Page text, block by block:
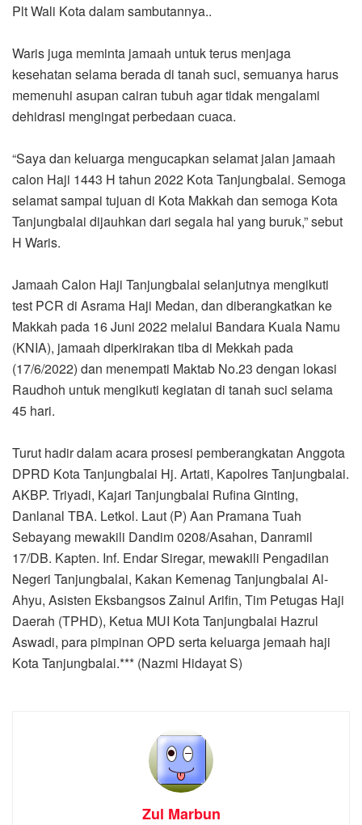
Plt Wali Kota dalam sambutannya..
Waris juga meminta jamaah untuk terus menjaga
kesehatan selama berada di tanah suci, semuanya harus
memenuhi asupan cairan tubuh agar tidak mengalami
dehidrasi mengingat perbedaan cuaca.
“Saya dan keluarga mengucapkan selamat jalan jamaah
calon Haji 1443 H tahun 2022 Kota Tanjungbalai. Semoga
selamat sampai tujuan di Kota Makkah dan semoga Kota
Tanjungbalai dijauhkan dari segala hal yang buruk,” sebut
H Waris.
Jamaah Calon Haji Tanjungbalai selanjutnya mengikuti
test PCR di Asrama Haji Medan, dan diberangkatkan ke
Makkah pada 16 Juni 2022 melalui Bandara Kuala Namu
(KNIA), jamaah diperkirakan tiba di Mekkah pada
(17/6/2022) dan menempati Maktab No.23 dengan lokasi
Raudhoh untuk mengikuti kegiatan di tanah suci selama
45 hari.
Turut hadir dalam acara prosesi pemberangkatan Anggota
DPRD Kota Tanjungbalai Hj. Artati, Kapolres Tanjungbalai.
AKBP. Triyadi, Kajari Tanjungbalai Rufina Ginting,
Danlanal TBA. Letkol. Laut (P) Aan Pramana Tuah
Sebayang mewakili Dandim 0208/Asahan, Danramil
17/DB. Kapten. Inf. Endar Siregar, mewakili Pengadilan
Negeri Tanjungbalai, Kakan Kemenag Tanjungbalai Al-
Ahyu, Asisten Eksbangsos Zainul Arifin, Tim Petugas Haji
Daerah (TPHD), Ketua MUI Kota Tanjungbalai Hazrul
Aswadi, para pimpinan OPD serta keluarga jemaah haji
Kota Tanjungbalai.*** (Nazmi Hidayat S)
Zul Marbun